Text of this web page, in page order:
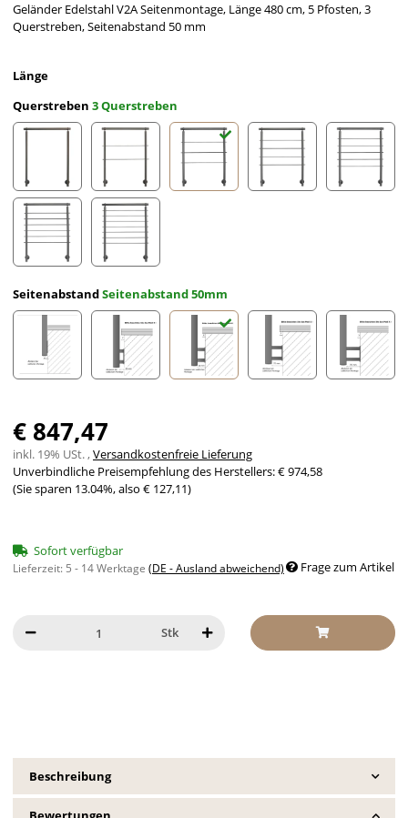
Geländer Edelstahl V2A Seitenmontage, Länge 480 cm, 5 Pfosten, 3
Querstreben, Seitenabstand 50 mm
Länge
Querstreben 3 Querstreben
ohne Querstreben2 Querstreben
SeitenabstandSeitenabstand 50mm
€ 847,47
inkl. 19% USt. ,Versandkostenfreie Lieferung
Unverbindliche Preisempfehlung des Herstellers:€ 974,58
(Sie sparen 13.04%, also € 127,11)
Sofort verfügbar
Lieferzeit: 5 - 14 Werktage (DE - Ausland abweichend) Frage zum Artikel
Stk
Beschreibung